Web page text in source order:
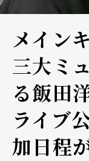
メイン
三大ミ
る飯田
ライブ
加日程